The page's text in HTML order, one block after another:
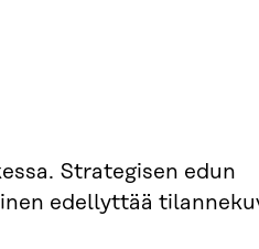
Strategisen edun
edellyttää